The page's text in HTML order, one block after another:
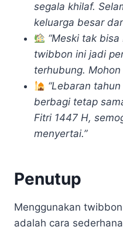
segala khilaf.
keluarga besar
“Meski tak
twibbon ini jadi
terhubung.
“Lebaran
berbagi tetap
Fitri 1447 H,
menyertai.”
Penutup
Menggunakan
adalah cara